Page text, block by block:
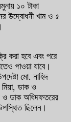
১০ টাকা
উদ্বোধনী খাম ও ৫
করা হবে এবং পরে
পাওয়া যাবে।
মো. নাহিদ
ডাক ও
ও ডাক অধিদফতরের
ছিলেন।